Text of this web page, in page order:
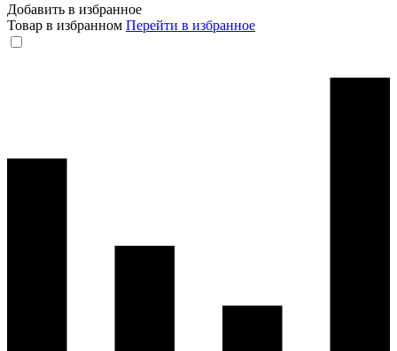
Добавить в избранное
Товар в избранном Перейти в избранное